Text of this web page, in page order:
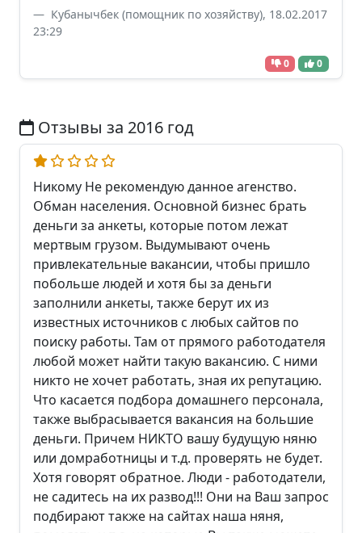
Кубанычбек (помощник по хозяйству), 18.02.2017
23:29
0 0
Отзывы за 2016 год
Никому Не рекомендую данное агенство.
Обман населения. Основной бизнес брать
деньги за анкеты, которые потом лежат
мертвым грузом. Выдумывают очень
привлекательные вакансии, чтобы пришло
побольше людей и хотя бы за деньги
заполнили анкеты, также берут их из
известных источников с любых сайтов по
поиску работы. Там от прямого работодателя
любой может найти такую вакансию. С ними
никто не хочет работать, зная их репутацию.
Что касается подбора домашнего персонала,
также выбрасывается вакансия на большие
деньги. Причем НИКТО вашу будущую няню
или домработницы и т.д. проверять не будет.
Хотя говорят обратное. Люди - работодатели,
не садитесь на их развод!!! Они на Ваш запрос
подбирают также на сайтах наша няня,